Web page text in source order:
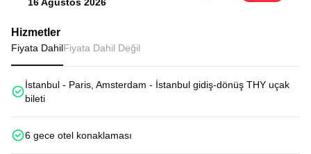
Hizmetler
Fiyata DahilFiyata Dahil Değil
İstanbul - Paris, Amsterdam - İstanbul gidiş-dönüş THY uçak
bileti
6 gece otel konaklaması